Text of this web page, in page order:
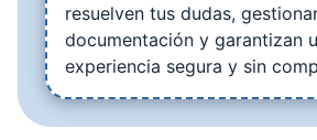
resuelven tus dudas,
documentación y garantizan
experiencia segura y sin